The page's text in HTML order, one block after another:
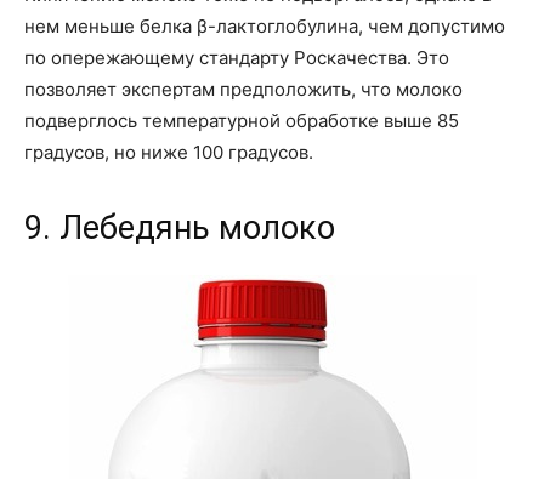
нем меньше белка β-лактоглобулина, чем допустимо
по опережающему стандарту Роскачества. Это
позволяет экспертам предположить, что молоко
подверглось температурной обработке выше 85
градусов, но ниже 100 градусов.
9. Лебедянь молоко